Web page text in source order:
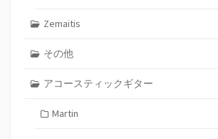
Zemaitis
その他
アコースティックギター
Martin